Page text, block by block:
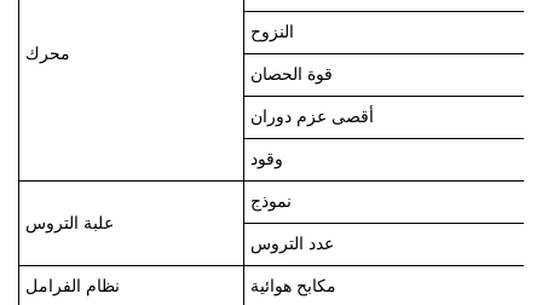
محرك
النزوح
قوة الحصان
أقصى عزم دوران
وقود
علبة التروس
نموذج
عدد التروس
نظام الفرامل مكابح هوائية